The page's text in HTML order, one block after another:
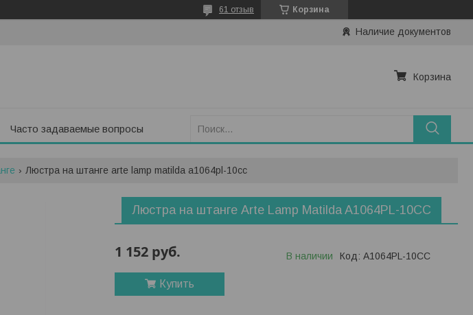
Корзина
61 отзыв
Наличие документов
Корзина
Часто задаваемые вопросы
Люстра на штанге arte lamp matilda a1064pl-10cc
Люстра на штанге Arte Lamp Matilda A1064PL-10CC
1 152 руб. В наличии Код: A1064PL-10CC
Купить